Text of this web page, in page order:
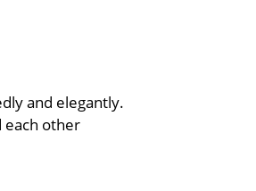
and elegantly.
each other